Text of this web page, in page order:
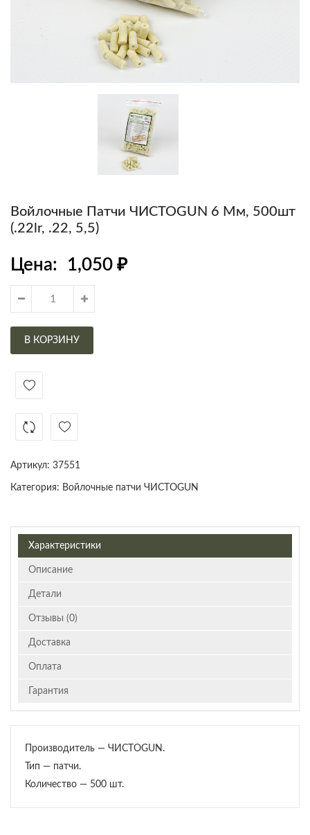
Войлочные Патчи ЧИСТОGUN 6 Мм, 500шт
(.22lr, .22, 5,5)
Цена: 1,050 ₽
В КОРЗИНУ
Артикул: 37551
Категория: Войлочные патчи ЧИСТОGUN
Характеристики
Описание
Детали
Отзывы (0)
Доставка
Оплата
Гарантия
Производитель — ЧИСТОGUN.
Тип — патчи.
Количество — 500 шт.